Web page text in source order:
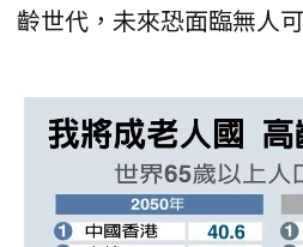
齡世代，未來恐面臨無人